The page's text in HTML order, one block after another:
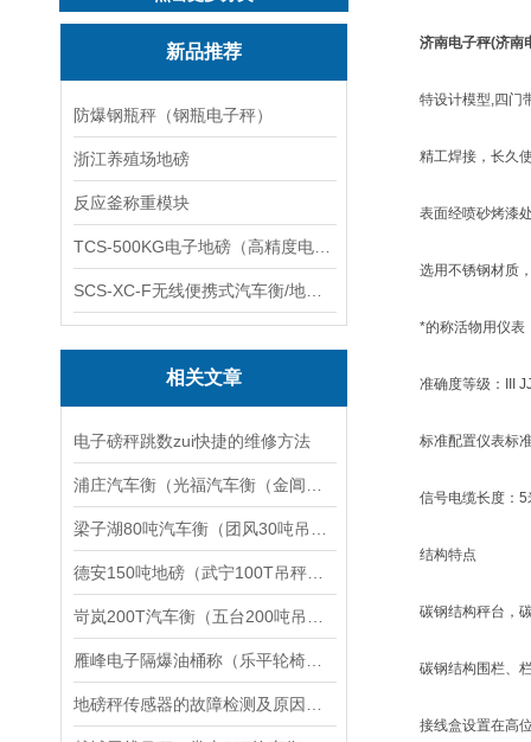
新品推荐
防爆钢瓶秤（钢瓶电子秤）
浙江养殖场地磅
反应釜称重模块
相关文章
电子磅秤跳数zui快捷的维修方法
济南电子秤(济南
特设计模型,四门
精工焊接，长久
表面经喷砂烤漆处
选用不锈钢材质，
*的称活物用仪表，
准确度等级：III
标准配置仪表标准
信号电缆长度：5
结构特点
碳钢结构秤台，碳
碳钢结构围栏、
接线盒设置在高位